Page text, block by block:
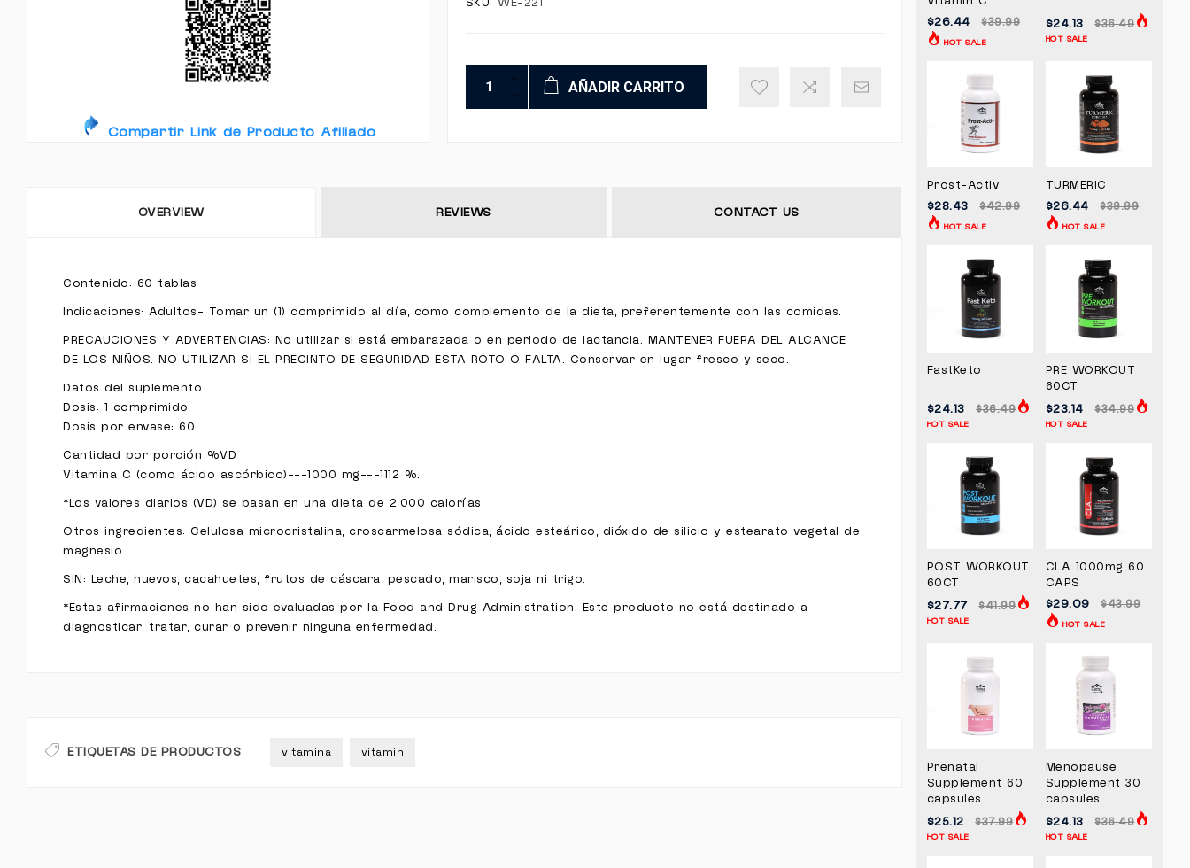
Compartir Link de Producto Afiliado
AÑADIR CARRITO
OVERVIEW REVIEWS CONTACT US
Contenido: 60 tablas
Indicaciones: Adultos- Tomar un (1) comprimido al día, como complemento de la dieta, preferentemente con las comidas.
PRECAUCIONES Y ADVERTENCIAS: No utilizar si está embarazada o en periodo de lactancia. MANTENER FUERA DEL ALCANCE
DE LOS NIÑOS. NO UTILIZAR SI EL PRECINTO DE SEGURIDAD ESTA ROTO O FALTA. Conservar en lugar fresco y seco.
Datos del suplemento
Dosis: 1 comprimido
Dosis por envase: 60
Cantidad por porción %VD
Vitamina C (como ácido ascórbico)---1000 mg---1112 %.
*Los valores diarios (VD) se basan en una dieta de 2.000 calorías.
Otros ingredientes: Celulosa microcristalina, croscarmelosa sódica, ácido esteárico, dióxido de silicio y estearato vegetal de
magnesio.
SIN: Leche, huevos, cacahuetes, frutos de cáscara, pescado, marisco, soja ni trigo.
*Estas afirmaciones no han sido evaluadas por la Food and Drug Administration. Este producto no está destinado a
diagnosticar, tratar, curar o prevenir ninguna enfermedad.
ETIQUETAS DE PRODUCTOS vitamina vitamin
$26.44 $39.99
HOT SALE
$24.13 $36.49
HOT SALE
Prost-Activ
$28.43 $42.99
HOT SALE
TURMERIC
$26.44 $39.99
HOT SALE
FastKeto
$24.13 $36.49
HOT SALE
PRE WORKOUT
60CT
$23.14 $34.99
HOT SALE
POST WORKOUT
60CT
$27.77 $41.99
HOT SALE
CLA 1000mg 60
CAPS
$29.09 $43.99
HOT SALE
Prenatal
Supplement 60
capsules
$25.12 $37.99
HOT SALE
Menopause
Supplement 30
capsules
$24.13 $36.49
HOT SALE